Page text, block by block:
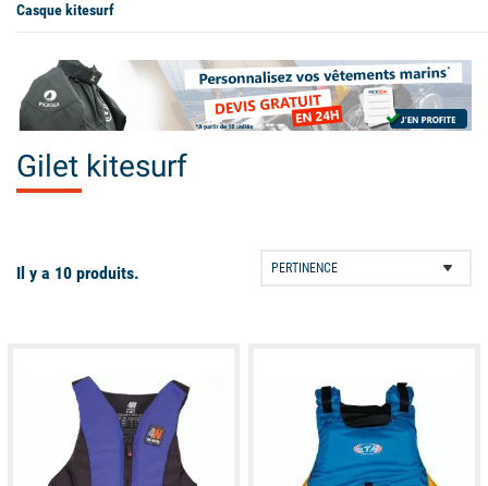
Casque kitesurf
Gilet kitesurf
Il y a 10 produits.